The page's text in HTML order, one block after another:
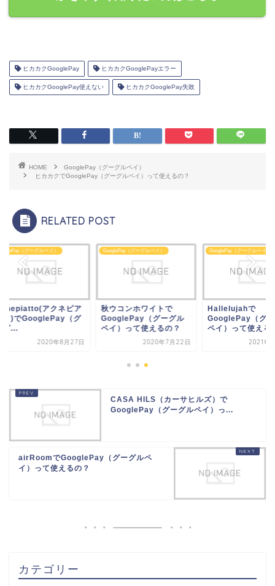
ヒカカクGooglePay ヒカカクGooglePayエラー
ヒカカクGooglePay使えない ヒカカクGooglePay失敗
HOME
GooglePay（グーグルペイ）
ヒカカクでGooglePay（グーグルペイ）って使えるの？
RELATED POST
（グーグルペイ）
アクネピア
)でGooglePay（グ
...
2020年8月27日
GooglePay（グーグルペイ）
秋ウコンホワイトで
GooglePay（グーグル
ペイ）って使えるの？
2020年7月22日
GooglePay（グーグルペイ）
Hallelujahで
GooglePay（グー
ペイ）って使える...
2021年11
CASA HILS（カーサヒルズ）で
GooglePay（グーグルペイ）っ...
airRoomでGooglePay（グーグルペ
イ）って使えるの？
カテゴリー